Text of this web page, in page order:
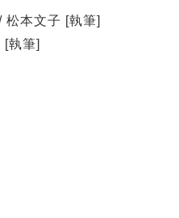
松本文子 [執筆]
[執筆]